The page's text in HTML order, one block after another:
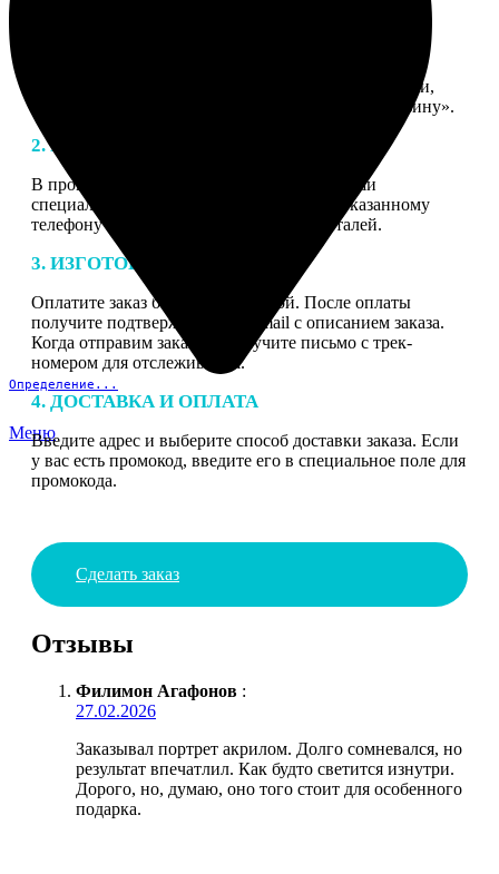
Определение...
Меню
Нажмите «Сделать заказ», выберите тип продукции,
загрузите фотографии, нажмите «Добавить в корзину».
2. МАКЕТ
В процессе подготовки заказа к печати наши
специалисты могут связаться с Вами по указанному
телефону или email для согласования деталей.
3. ИЗГОТОВЛЕНИЕ
Оплатите заказ банковской картой. После оплаты
получите подтверждение на email с описанием заказа.
Когда отправим заказ вы получите письмо с трек-
номером для отслеживания.
4. ДОСТАВКА И ОПЛАТА
Введите адрес и выберите способ доставки заказа. Если
у вас есть промокод, введите его в специальное поле для
промокода.
Сделать заказ
Отзывы
Филимон Агафонов :
27.02.2026
Заказывал портрет акрилом. Долго сомневался, но
результат впечатлил. Как будто светится изнутри.
Дорого, но, думаю, оно того стоит для особенного
подарка.